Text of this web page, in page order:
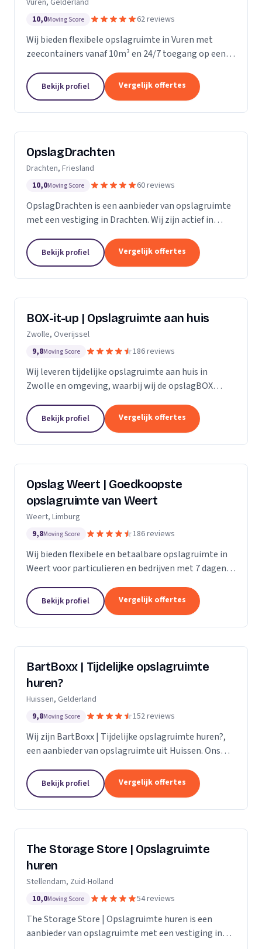
10,0Moving Score 62 reviews
Wij bieden flexibele opslagruimte in Vuren met
zeecontainers vanaf 10m³ en 24/7 toegang op een
Bekijk profiel Vergelijk offertes
OpslagDrachten
Drachten, Friesland
10,0Moving Score 60 reviews
OpslagDrachten is een aanbieder van opslagruimte
met een vestiging in Drachten. Wij zijn actief in
op een 5.
Bekijk profiel Vergelijk offertes
BOX-it-up | Opslagruimte aan huis
Zwolle, Overijssel
9,8Moving Score 186 reviews
Wij leveren tijdelijke opslagruimte aan huis in
Zwolle en omgeving, waarbij wij de opslagBOX
Bekijk profiel Vergelijk offertes
Opslag Weert | Goedkoopste
opslagruimte van Weert
Weert, Limburg
9,8Moving Score 186 reviews
Wij bieden flexibele en betaalbare opslagruimte in
Weert voor particulieren en bedrijven met 7 dagen
Bekijk profiel Vergelijk offertes
BartBoxx | Tijdelijke opslagruimte
huren?
Huissen, Gelderland
9,8Moving Score 152 reviews
Wij zijn BartBoxx | Tijdelijke opslagruimte huren?,
een aanbieder van opslagruimte uit Huissen. Ons
Bekijk profiel Vergelijk offertes
The Storage Store | Opslagruimte
huren
Stellendam, Zuid-Holland
10,0Moving Score 54 reviews
The Storage Store | Opslagruimte huren is een
aanbieder van opslagruimte met een vestiging in